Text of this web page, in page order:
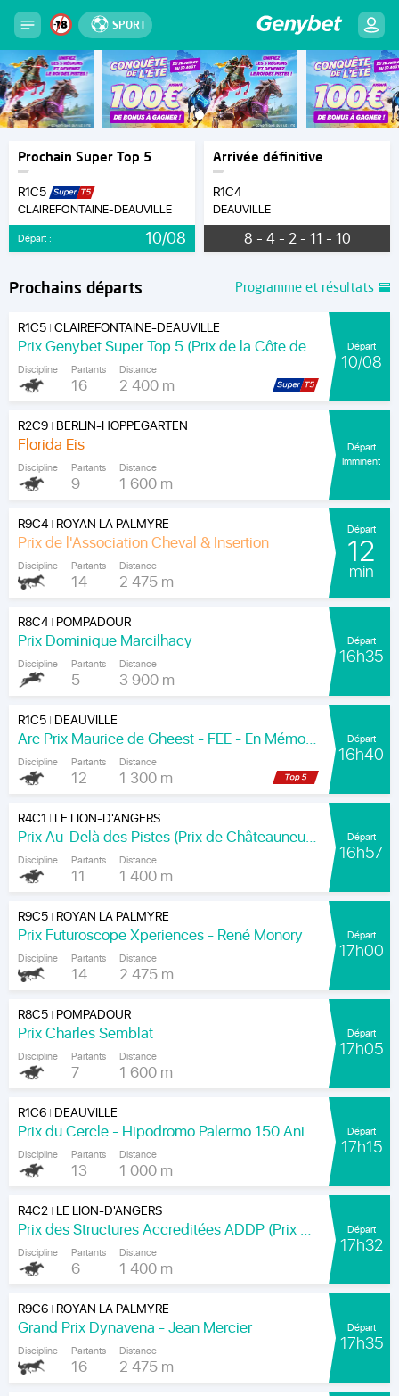
SPORT
Prochain Super Top 5
R1C5
CLAIREFONTAINE-DEAUVILLE
Départ : 10/08
Arrivée définitive
R1C4
DEAUVILLE
8 - 4 - 2 - 11 - 10
Prochains départs Programme et résultats
R1C5|CLAIREFONTAINE-DEAUVILLE
Prix Genybet Super Top 5 (Prix de la Côte de Nacre)
Discipline Partants
16
Distance
2 400 m
Départ
10/08
R2C9| BERLIN-HOPPEGARTEN
Florida Eis
Discipline Partants
9
Distance
1 600 m
Départ
Imminent
R9C4| ROYAN LA PALMYRE
Prix de l'Association Cheval & Insertion
Discipline Partants
14
Distance
2 475 m
Départ
12
min
R8C4| POMPADOUR
Prix Dominique Marcilhacy
Discipline Partants
5
Distance
3 900 m
Départ
16h35
R1C5| DEAUVILLE
Arc Prix Maurice de Gheest - FEE - En Mémoire de Louis Romanet
Discipline Partants
12
Distance
1 300 m
Départ
16h40
R4C1 | LE LION-D'ANGERS
Prix Au-Delà des Pistes (Prix de Châteauneuf-sur-Sarthe)
Discipline Partants
11
Distance
1 400 m
Départ
16h57
R9C5| ROYAN LA PALMYRE
Prix Futuroscope Xperiences - René Monory
Discipline Partants
14
Distance
2 475 m
Départ
17h00
R8C5| POMPADOUR
Prix Charles Semblat
Discipline Partants
7
Distance
1 600 m
Départ
17h05
R1C6| DEAUVILLE
Prix du Cercle - Hipodromo Palermo 150 Aniversario
Discipline Partants
13
Distance
1 000 m
Départ
17h15
R4C2| LE LION-D'ANGERS
Prix des Structures Accreditées ADDP (Prix Léon Carabin)
Discipline Partants
6
Distance
1 400 m
Départ
17h32
R9C6| ROYAN LA PALMYRE
Grand Prix Dynavena - Jean Mercier
Discipline Partants
16
Distance
2 475 m
Départ
17h35